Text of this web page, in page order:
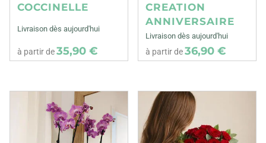
COCCINELLE
Livraison dès aujourd'hui
à partir de35,90 €
CREATION
ANNIVERSAIRE
Livraison dès aujourd'hui
à partir de36,90 €